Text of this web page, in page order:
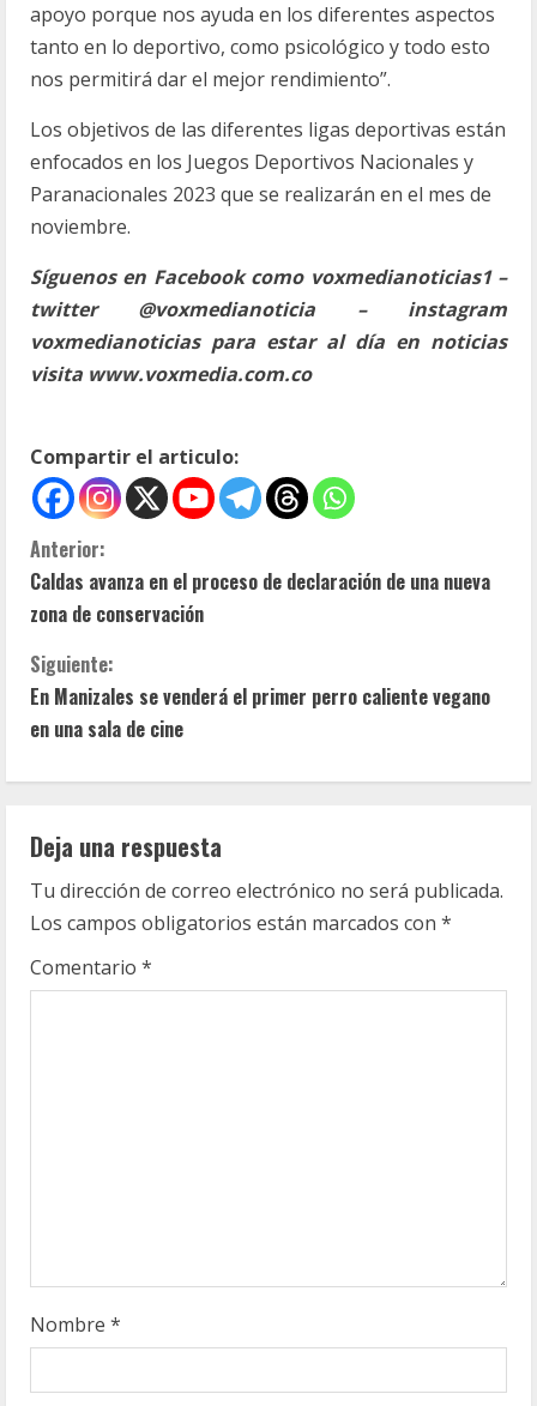
apoyo porque nos ayuda en los diferentes aspectos
tanto en lo deportivo, como psicológico y todo esto
nos permitirá dar el mejor rendimiento”.
Los objetivos de las diferentes ligas deportivas están
enfocados en los Juegos Deportivos Nacionales y
Paranacionales 2023 que se realizarán en el mes de
noviembre.
Síguenos en Facebook como voxmedianoticias1 –
twitter @voxmedianoticia – instagram
voxmedianoticias para estar al día en noticias
visita www.voxmedia.com.co
Compartir el articulo:
S
i
g
u
e
y
e
n
Anterior:
Caldas avanza en el proceso de declaración de una nueva
zona de conservación
Siguiente:
En Manizales se venderá el primer perro caliente vegano
en una sala de cine
Deja una respuesta
Tu dirección de correo electrónico no será publicada.
Los campos obligatorios están marcados con *
Comentario *
Nombre *